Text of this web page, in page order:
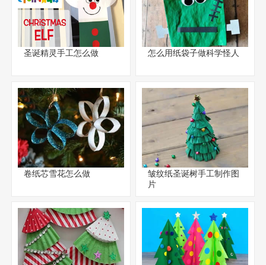
圣诞精灵手工怎么做 怎么用纸袋子做科学怪人
卷纸芯雪花怎么做
皱纹纸圣诞树手工制作图
片